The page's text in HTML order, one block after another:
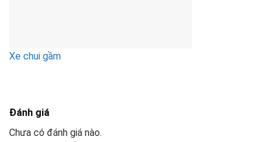
Xe chui gầm
Đánh giá
Chưa có đánh giá nào.